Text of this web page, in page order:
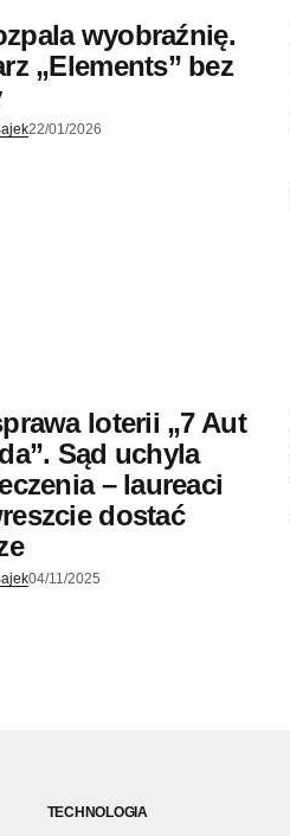
wyobraźnię.
„Elements” bez
22/01/2026
loterii „7 Aut
Sąd uchyla
– laureaci
dostać
04/11/2025
TECHNOLOGIA